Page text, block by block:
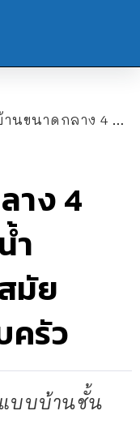
ห้องนอน 2 ห้องน้ำ ตกแต่งแนวร่วมสมัย สำหรับชีวิตครอบครัว
าง 4
ำ
มัย
ครัว
บบบ้านชั้น